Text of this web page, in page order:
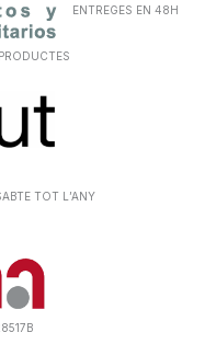
ENTREGES EN 48H
TOT L’ANY